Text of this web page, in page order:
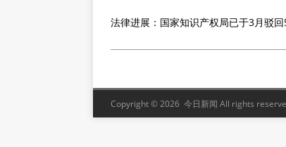
法律进展‌：国家知识产权局已于3月驳
Copyright © 2026 今日新闻 All rights